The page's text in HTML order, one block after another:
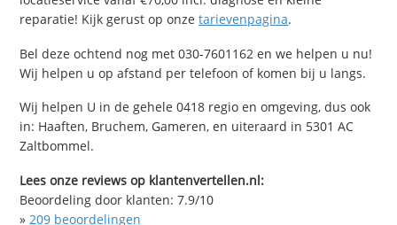
reparatie! Kijk gerust op onzetarievenpagina.
Bel deze ochtend nog met 030-7601162 en we helpen u nu!
Wij helpen u op afstand per telefoon of komen bij u langs.
Wij helpen U in de gehele 0418 regio en omgeving, dus ook
in: Haaften, Bruchem, Gameren, en uiteraard in 5301 AC
Zaltbommel.
Lees onze reviews op klantenvertellen.nl:
Beoordeling door klanten:7.9/10
»209 beoordelingen